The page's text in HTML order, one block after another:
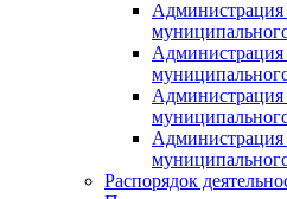
Распорядок